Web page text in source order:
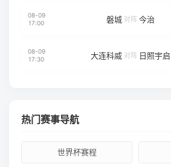
08-09
17:00
磐城 对阵 今治
08-09
17:30
大连科威 对阵 日照宇启
热门赛事导航
世界杯赛程